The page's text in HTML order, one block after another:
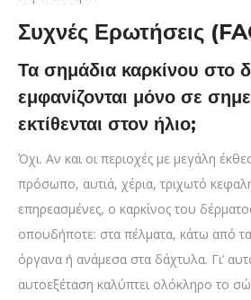
Συχνές Ερωτήσεις
Τα σημάδια καρκίνου στο
εμφανίζονται μόνο σε
εκτίθενται στον ήλιο;
Όχι. Αν και οι περιοχές με μεγάλη
πρόσωπο, αυτιά, χέρια, τριχωτό
επηρεασμένες, ο καρκίνος του
οπουδήποτε: στα πέλματα, κάτω από
όργανα ή ανάμεσα στα δάχτυλα. Γι’
αυτοεξέταση καλύπτει ολόκληρο το